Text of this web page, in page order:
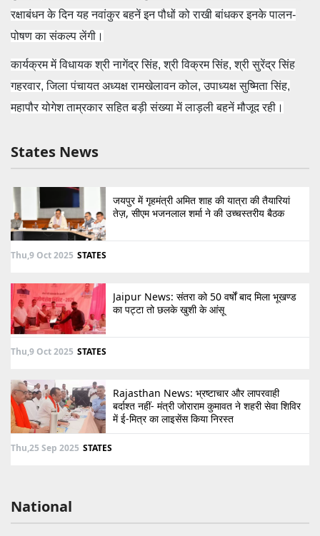
रक्षाबंधन के दिन यह नवांकुर बहनें इन पौधों को राखी बांधकर इनके पालन-
पोषण का संकल्प लेंगी।
कार्यक्रम में विधायक श्री नागेंद्र सिंह, श्री विक्रम सिंह, श्री सुरेंद्र सिंह
गहरवार, जिला पंचायत अध्यक्ष रामखेलावन कोल, उपाध्यक्ष सुष्मिता सिंह,
महापौर योगेश ताम्रकार सहित बड़ी संख्या में लाड़ली बहनें मौजूद रही।
States News
जयपुर में गृहमंत्री अमित शाह की यात्रा की तैयारियां
तेज़, सीएम भजनलाल शर्मा ने की उच्चस्तरीय बैठक
Thu,9 Oct 2025 STATES
Jaipur News: संतरा को 50 वर्षों बाद मिला भूखण्ड
का पट्टा तो छलके खुशी के आंसू
Thu,9 Oct 2025 STATES
Rajasthan News: भ्रष्टाचार और लापरवाही
बर्दाश्त नहीं- मंत्री जोराराम कुमावत ने शहरी सेवा शिविर
में ई-मित्र का लाइसेंस किया निरस्त
Thu,25 Sep 2025 STATES
National